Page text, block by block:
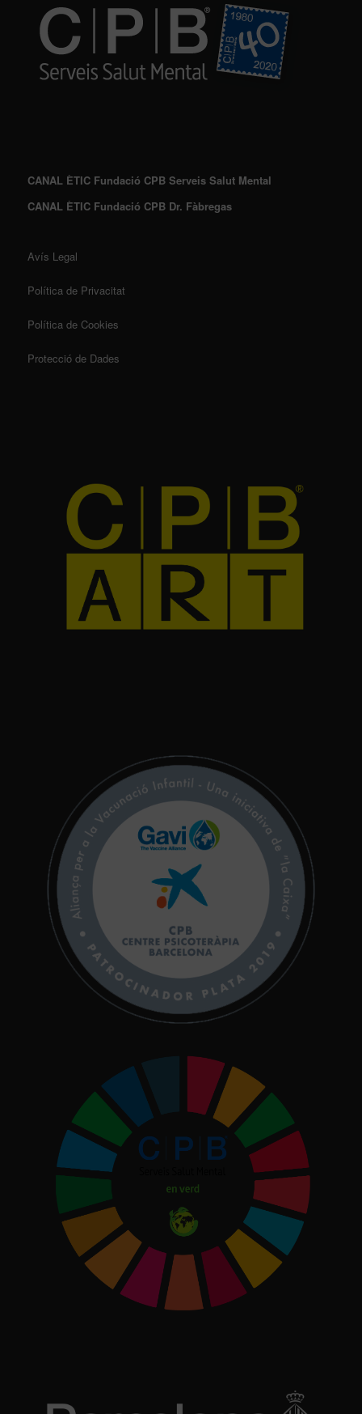
CANAL ÈTIC Fundació CPB Serveis Salut Mental
CANAL ÈTIC Fundació CPB Dr. Fàbregas
Avís Legal
Política de Privacitat
Política de Cookies
Protecció de Dades